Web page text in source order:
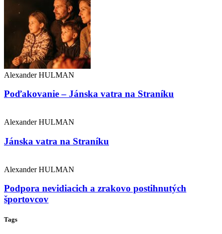
Alexander HULMAN
Poďakovanie – Jánska vatra na Straníku
Alexander HULMAN
Jánska vatra na Straníku
Alexander HULMAN
Podpora nevidiacich a zrakovo postihnutých
športovcov
Tags